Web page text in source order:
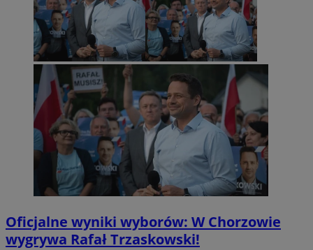
Oficjalne wyniki wyborów: W Chorzowie
wygrywa Rafał Trzaskowski!